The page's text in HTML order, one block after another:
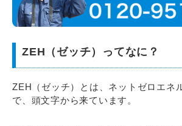
ZEH（ゼッチ）ってなに？
ZEH（ゼッチ）とは、ネットゼロエネ
で、頭文字から来ています。